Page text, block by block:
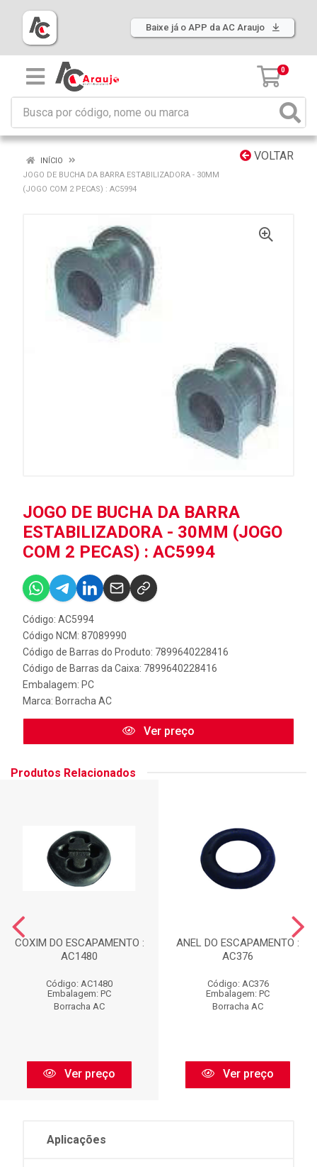
Baixe já o APP da AC Araujo
0
VOLTAR
INÍCIO
JOGO DE BUCHA DA BARRA ESTABILIZADORA - 30MM
(JOGO COM 2 PECAS) : AC5994
JOGO DE BUCHA DA BARRA
ESTABILIZADORA - 30MM (JOGO
COM 2 PECAS) : AC5994
Código: AC5994
Código NCM: 87089990
Código de Barras do Produto: 7899640228416
Código de Barras da Caixa: 7899640228416
Embalagem: PC
Marca: Borracha AC
Ver preço
Produtos Relacionados
COXIM DO ESCAPAMENTO :
AC1480
Código: AC1480
Embalagem: PC
Borracha AC
Ver preço
ANEL DO ESCAPAMENTO :
AC376
Código: AC376
Embalagem: PC
Borracha AC
Ver preço
Aplicações